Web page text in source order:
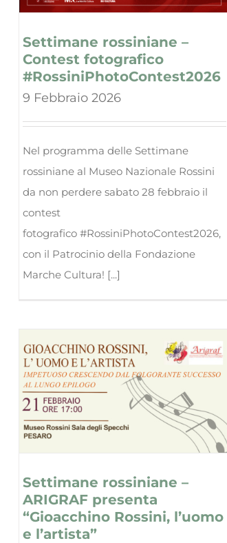
Settimane rossiniane –
Contest fotografico
#RossiniPhotoContest2026
9 Febbraio 2026
Nel programma delle Settimane
rossiniane al Museo Nazionale Rossini
da non perdere sabato 28 febbraio il
contest
fotografico #RossiniPhotoContest2026,
con il Patrocinio della Fondazione
Marche Cultura! [...]
Settimane rossiniane –
ARIGRAF presenta
“Gioacchino Rossini, l’uomo
e l’artista”